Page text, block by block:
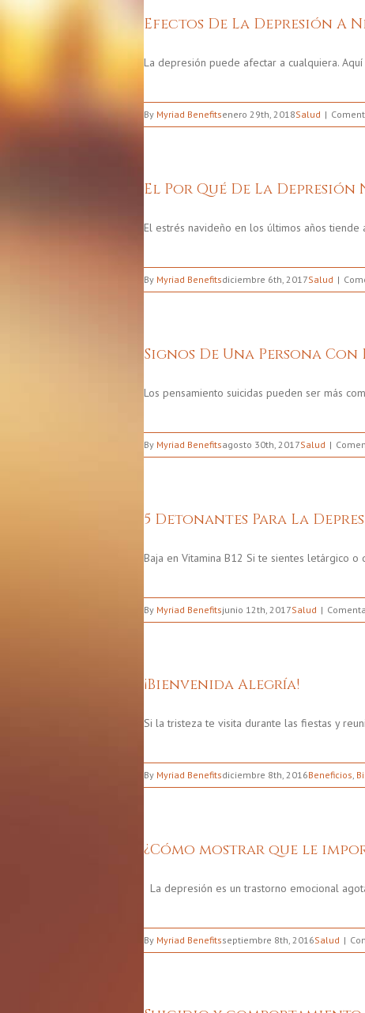
Efectos De La Depresión A
La depresión puede afectar a cualquiera.
By Myriad Benefitsenero 29th, 2018Salud
El Por Qué De La Depresión
El estrés navideño en los últimos años tiende
By Myriad Benefitsdiciembre 6th, 2017Salud
Signos De Una Persona
Los pensamiento suicidas pueden ser más
By Myriad Benefitsagosto 30th, 2017Salud
5 Detonantes Para La
Baja en Vitamina B12 Si te sientes letárgico o
By Myriad Benefitsjunio 12th, 2017Salud
¡Bienvenida Alegría!
Si la tristeza te visita durante las fiestas y
By Myriad Benefitsdiciembre 8th, 2016Beneficios
¿Cómo mostrar que le
La depresión es un trastorno emocional
By Myriad Benefitsseptiembre 8th, 2016Salud